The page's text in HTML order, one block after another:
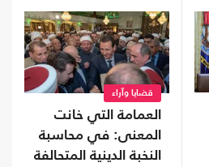
قضايا وآراء
العمامة التي خانت
المعنى: في محاسبة
النخبة الدينية المتحالفة